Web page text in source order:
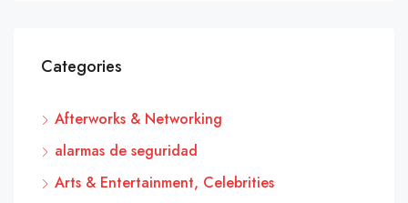
Categories
Afterworks & Networking
alarmas de seguridad
Arts & Entertainment, Celebrities